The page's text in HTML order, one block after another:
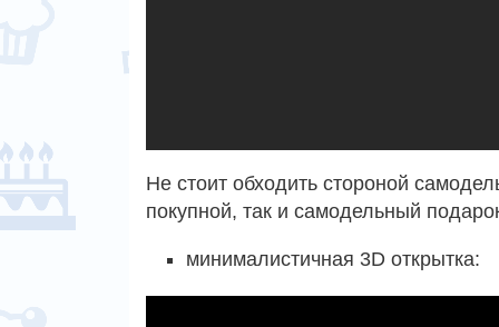
Не стоит обходить стороной
покупной, так и самодельный
минималистичная 3D открытка: